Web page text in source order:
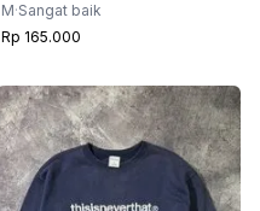
M·Sangat baik
Rp 165.000